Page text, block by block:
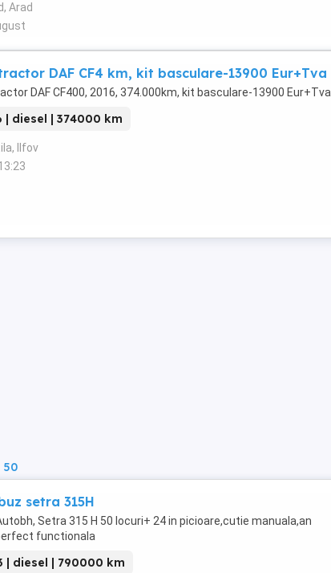
Arad
DAF CF4 km, kit basculare-13900 Eur+Tva
DAF CF400, 2016, 374.000km, kit basculare-13900 Eur+Tva
| diesel | 374000 km
Ilfov
50
setra 315H
Setra 315 H 50 locuri+ 24 in picioare,cutie manuala,an
functionala
| diesel | 790000 km